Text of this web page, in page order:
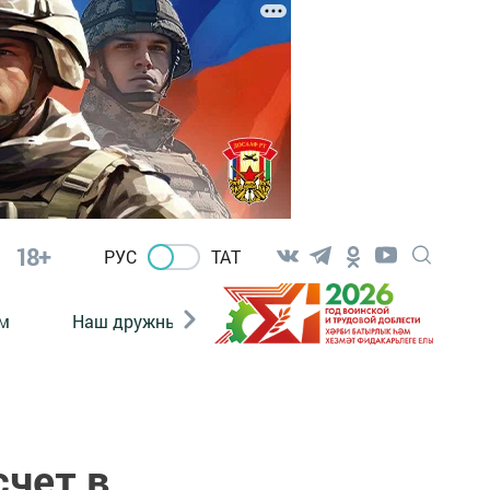
18+ РУС ТАТ
Наш дружный коллектив Документы
в